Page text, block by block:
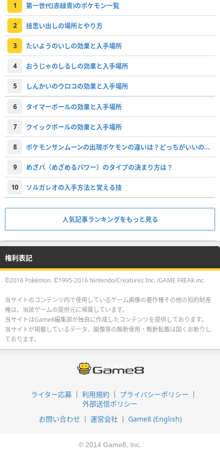
1 第一世代(赤緑青)のポケモン一覧
2 技思い出しの場所とやり方
3 たいようのいしの効果と入手場所
4 おうじゃのしるしの効果と入手場所
5 しんかいのウロコの効果と入手場所
6 タイマーボールの効果と入手場所
7 クイックボールの効果と入手場所
8 ポケモンサンムーンの出現ポケモンの違いは？どっちがいいのか徹底考察！
9 めざパ（めざめるパワー）のタイプの決まり方は？
10 ソルガレオの入手方法と覚える技
人気記事ランキングをもっと見る
権利表記
©2016 Pokémon. ©1995-2016 Nintendo/Creatures Inc. /GAME FREAK inc.
当サイトのコンテンツ内で使用しているゲーム画像の著作権その他の知的財産
権は、当該ゲームの提供元に帰属しています。
当サイトはGame8編集部が独自に作成したコンテンツを提供しております。
当サイトが掲載しているデータ、画像等の無断使用・無断転載は固くお断りし
ております。
ライター応募 利用規約
プライバシーポリシー
外部送信ポリシー
お問い合わせ
運営会社 Game8 (English)
© 2014 Game8, Inc.